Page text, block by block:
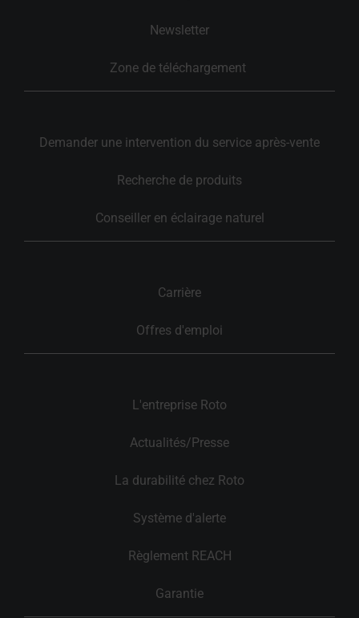
Newsletter
Zone de téléchargement
Demander une intervention du service après-vente
Recherche de produits
Conseiller en éclairage naturel
Carrière
Offres d'emploi
L'entreprise Roto
Actualités/Presse
La durabilité chez Roto
Système d'alerte
Règlement REACH
Garantie